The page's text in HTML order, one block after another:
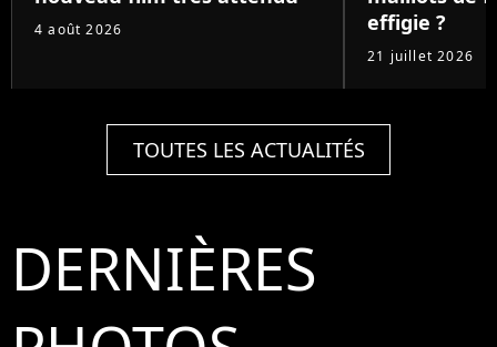
4 août 2026
effigie ?
21 juillet 2026
TOUTES LES ACTUALITÉS
DERNIÈRES